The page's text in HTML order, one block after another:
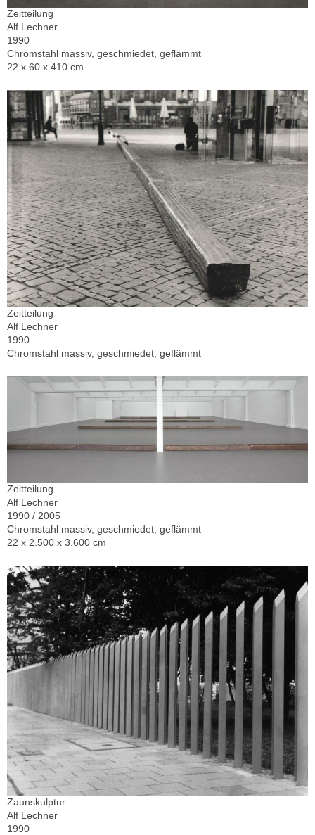
Zeitteilung
Alf Lechner
1990
Chromstahl massiv, geschmiedet, geflämmt
22 x 60 x 410 cm
Zeitteilung
Alf Lechner
1990
Chromstahl massiv, geschmiedet, geflämmt
Zeitteilung
Alf Lechner
1990 / 2005
Chromstahl massiv, geschmiedet, geflämmt
22 x 2.500 x 3.600 cm
Zaunskulptur
Alf Lechner
1990